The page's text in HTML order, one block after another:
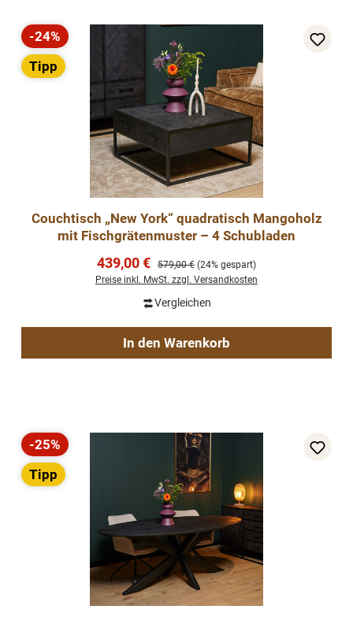
Rabatt
-24%
Tipp
Couchtisch „New York“ quadratisch Mangoholz
mit Fischgrätenmuster – 4 Schubladen
Verkaufspreis:
439,00 € Regulärer Preis:
579,00 € (24% gespart)
Preise inkl. MwSt. zzgl. Versandkosten
Vergleichen
In den Warenkorb
Rabatt
-25%
Tipp